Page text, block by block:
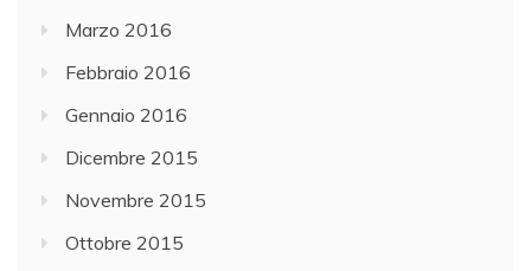
Marzo 2016
Febbraio 2016
Gennaio 2016
Dicembre 2015
Novembre 2015
Ottobre 2015